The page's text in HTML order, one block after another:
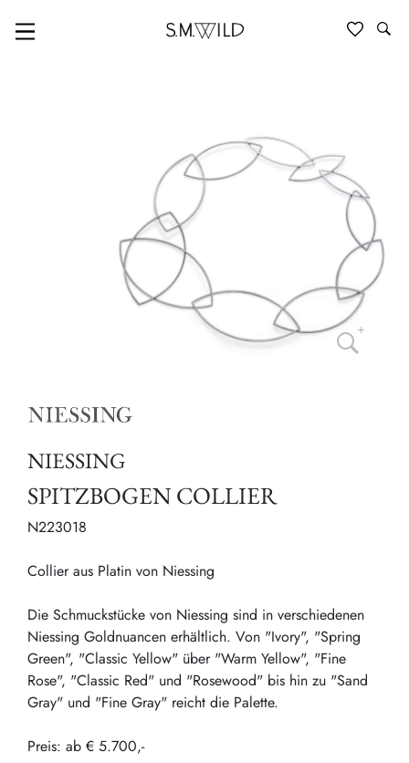
NIESSING
SPITZBOGEN COLLIER
N223018
Collier aus Platin von Niessing
Die Schmuckstücke von Niessing sind in verschiedenen
Niessing Goldnuancen erhältlich. Von "Ivory", "Spring
Green", "Classic Yellow" über "Warm Yellow", "Fine
Rose", "Classic Red" und "Rosewood" bis hin zu "Sand
Gray" und "Fine Gray" reicht die Palette.
Preis: ab € 5.700,-